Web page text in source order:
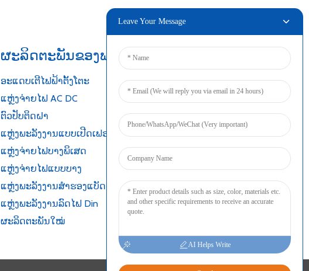
ຜະລິດຕະພັນຂອງພວກເຮົາ
ອະແດບເຕີໄຟຟ້າຕັ້ງໂຕະ
ແຫຼ່ງຈ່າຍໄຟ AC DC
ຕົວປັບຕິດຝາ
ແຫຼ່ງພະລັງງານແບບເປີດເຟຣມ
ແຫຼ່ງຈ່າຍໄຟບາງພິເສດ
ແຫຼ່ງຈ່າຍໄຟແບບບາງ
ແຫຼ່ງພະລັງງານສຳຮອງແບັດເຕີຣີ
ແຫຼ່ງພະລັງງານລົດໄຟ Din
ຜະລິດຕະພັນໃໝ່
Leave Your Message
AI Helps Write